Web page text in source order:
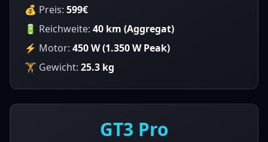
💰 Preis: 599€
🔋 Reichweite: 40 km (Aggregat)
⚡ Motor: 450W (1.350W Peak)
🏋️ Gewicht: 25.3 kg
GT3 Pro